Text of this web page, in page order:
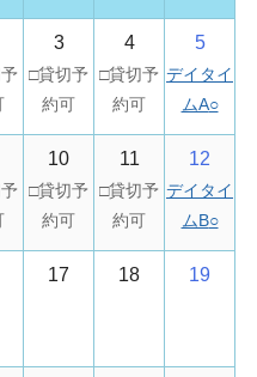
3 4 5
デイタイ
ムA○
10 11 12
デイタイ
ムB○
17 18 19